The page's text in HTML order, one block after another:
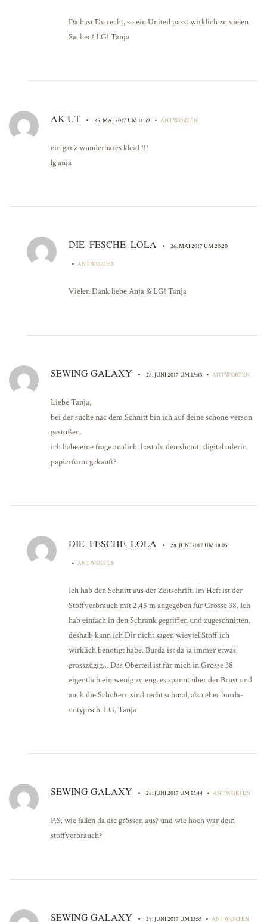
Da hast Du recht, so ein Uniteil passt wirklich zu vielen
Sachen! LG! Tanja
AK-UT • 25. MAI 2017 UM 11:59 • ANTWORTEN
ein ganz wunderbares kleid !!!
lg anja
DIE_FESCHE_LOLA • 26. MAI 2017 UM 20:20
• ANTWORTEN
Vielen Dank liebe Anja & LG! Tanja
SEWING GALAXY • 28. JUNI 2017 UM 13:43 • ANTWORTEN
Liebe Tanja,
bei der suche nac dem Schnitt bin ich auf deine schöne verson
gestoßen.
ich habe eine frage an dich. hast du den shcnitt digital oderin
papierform gekauft?
DIE_FESCHE_LOLA • 28. JUNI 2017 UM 18:05
• ANTWORTEN
Ich hab den Schnitt aus der Zeitschrift. Im Heft ist der
Stoffverbrauch mit 2,45 m angegeben für Grösse 38. Ich
hab einfach in den Schrank gegriffen und zugeschnitten,
deshalb kann ich Dir nicht sagen wieviel Stoff ich
wirklich benötigt habe. Burda ist da ja immer etwas
grosszügig… Das Oberteil ist für mich in Grösse 38
eigentlich ein wenig zu eng, es spannt über der Brust und
auch die Schultern sind recht schmal, also eher burda-
untypisch. LG, Tanja
SEWING GALAXY • 28. JUNI 2017 UM 13:44 • ANTWORTEN
P.S. wie fallen da die grössen aus? und wie hoch war dein
stoffverbrauch?
SEWING GALAXY • 29. JUNI 2017 UM 13:33 • ANTWORTEN